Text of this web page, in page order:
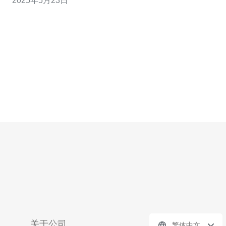
买云主机的折扣优惠。您可以享受高达30%的折扣，让您
关于公司